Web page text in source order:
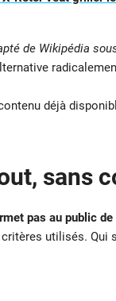
de Wikipédia
déjà
sans
pas au public
utilisés. Qui